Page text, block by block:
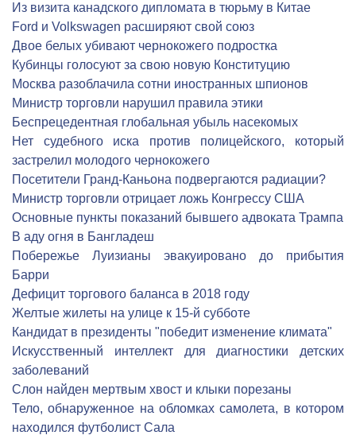
Из визита канадского дипломата в тюрьму в Китае
Ford и Volkswagen расширяют свой союз
Двое белых убивают чернокожего подростка
Кубинцы голосуют за свою новую Конституцию
Москва разоблачила сотни иностранных шпионов
Министр торговли нарушил правила этики
Беспрецедентная глобальная убыль насекомых
Нет судебного иска против полицейского, который
застрелил молодого чернокожего
Посетители Гранд-Каньона подвергаются радиации?
Министр торговли отрицает ложь Конгрессу США
Основные пункты показаний бывшего адвоката Трампа
В аду огня в Бангладеш
Побережье Луизианы эвакуировано до прибытия
Барри
Дефицит торгового баланса в 2018 году
Желтые жилеты на улице к 15-й субботе
Кандидат в президенты "победит изменение климата"
Искусственный интеллект для диагностики детских
заболеваний
Слон найден мертвым хвост и клыки порезаны
Тело, обнаруженное на обломках самолета, в котором
находился футболист Сала